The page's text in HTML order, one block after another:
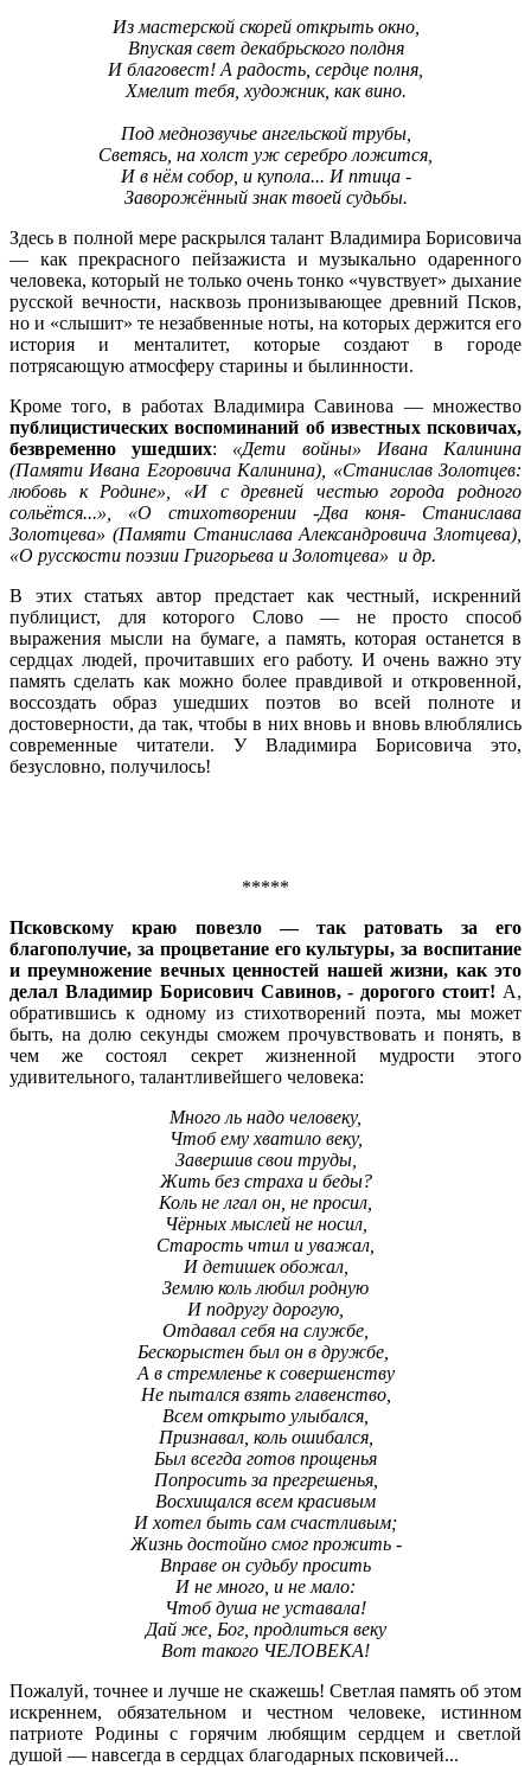
Из мастерской скорей открыть окно,
Впуская свет декабрьского полдня
И благовест! А радость, сердце полня,
Хмелит тебя, художник, как вино.
Под меднозвучье ангельской трубы,
Светясь, на холст уж серебро ложится,
И в нём собор, и купола... И птица -
Заворожённый знак твоей судьбы.
Здесь в полной мере раскрылся талант Владимира Борисовича
— как прекрасного пейзажиста и музыкально одаренного
человека, который не только очень тонко «чувствует» дыхание
русской вечности, насквозь пронизывающее древний Псков,
но и «слышит» те незабвенные ноты, на которых держится его
история и менталитет, которые создают в городе
потрясающую атмосферу старины и былинности.
Кроме того, в работах Владимира Савинова — множество
публицистических воспоминаний об известных псковичах,
безвременно ушедших: «Дети войны» Ивана Калинина
(Памяти Ивана Егоровича Калинина), «Станислав Золотцев:
любовь к Родине», «И с древней честью города родного
сольётся...», «О стихотворении -Два коня- Станислава
Золотцева» (Памяти Станислава Александровича Злотцева),
«О русскости поэзии Григорьева и Золотцева» и др.
В этих статьях автор предстает как честный, искренний
публицист, для которого Слово — не просто способ
выражения мысли на бумаге, а память, которая останется в
сердцах людей, прочитавших его работу. И очень важно эту
память сделать как можно более правдивой и откровенной,
воссоздать образ ушедших поэтов во всей полноте и
достоверности, да так, чтобы в них вновь и вновь влюблялись
современные читатели. У Владимира Борисовича это,
безусловно, получилось!
*****
Псковскому краю повезло — так ратовать за его
благополучие, за процветание его культуры, за воспитание
и преумножение вечных ценностей нашей жизни, как это
делал Владимир Борисович Савинов, - дорогого стоит! А,
обратившись к одному из стихотворений поэта, мы может
быть, на долю секунды сможем прочувствовать и понять, в
чем же состоял секрет жизненной мудрости этого
удивительного, талантливейшего человека:
Много ль надо человеку,
Чтоб ему хватило веку,
Завершив свои труды,
Жить без страха и беды?
Коль не лгал он, не просил,
Чёрных мыслей не носил,
Старость чтил и уважал,
И детишек обожал,
Землю коль любил родную
И подругу дорогую,
Отдавал себя на службе,
Бескорыстен был он в дружбе,
А в стремленье к совершенству
Не пытался взять главенство,
Всем открыто улыбался,
Признавал, коль ошибался,
Был всегда готов прощенья
Попросить за прегрешенья,
Восхищался всем красивым
И хотел быть сам счастливым;
Жизнь достойно смог прожить -
Вправе он судьбу просить
И не много, и не мало:
Чтоб душа не уставала!
Дай же, Бог, продлиться веку
Вот такого ЧЕЛОВЕКА!
Пожалуй, точнее и лучше не скажешь! Светлая память об этом
искреннем, обязательном и честном человеке, истинном
патриоте Родины с горячим любящим сердцем и светлой
душой — навсегда в сердцах благодарных псковичей...